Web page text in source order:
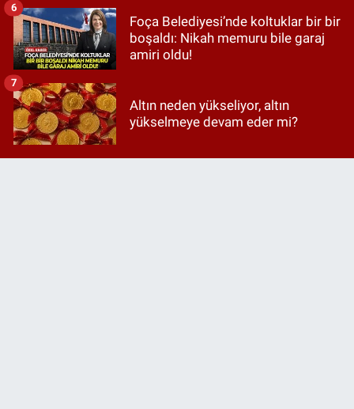
Foça Belediyesi’nde koltuklar bir bir
boşaldı: Nikah memuru bile garaj
amiri oldu!
6
Altın neden yükseliyor, altın
yükselmeye devam eder mi?
7